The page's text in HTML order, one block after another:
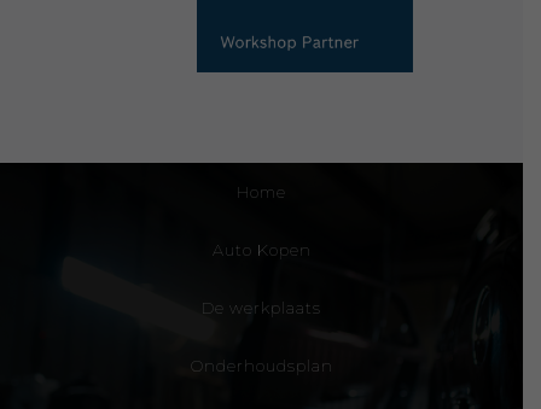
Home
Auto Kopen
De werkplaats
Onderhoudsplan